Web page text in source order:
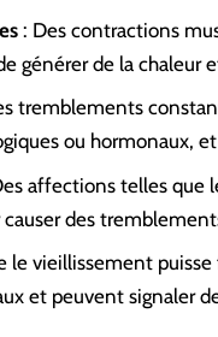
: Des contractions
générer de la chaleur
tremblements
ou hormonaux,
affections telles que
des
le vieillissement
et peuvent signaler